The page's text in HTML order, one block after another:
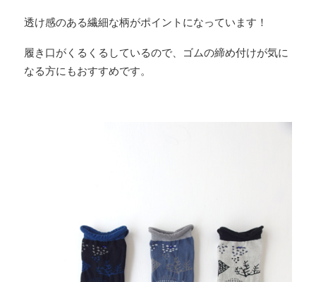
透け感のある繊細な柄がポイントになっています！
履き口がくるくるしているので、ゴムの締め付けが気に
なる方にもおすすめです。